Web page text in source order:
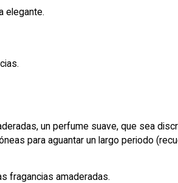
elegante.
un perfume suave, que sea
para aguantar un largo periodo
fragancias amaderadas.